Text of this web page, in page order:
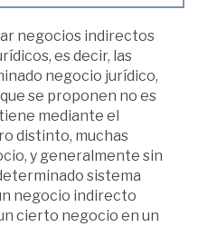
negocios indirectos
es decir, las
negocio jurídico,
se proponen no es
mediante el
distinto, muchas
y generalmente sin
sistema
negocio indirecto
cierto negocio en un